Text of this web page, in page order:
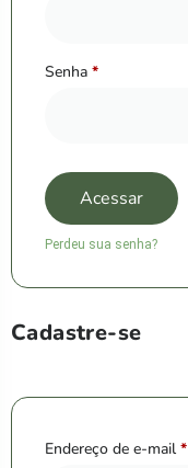
Senha *
Acessar
Perdeu sua senha?
Cadastre-se
Endereço de e-mail *